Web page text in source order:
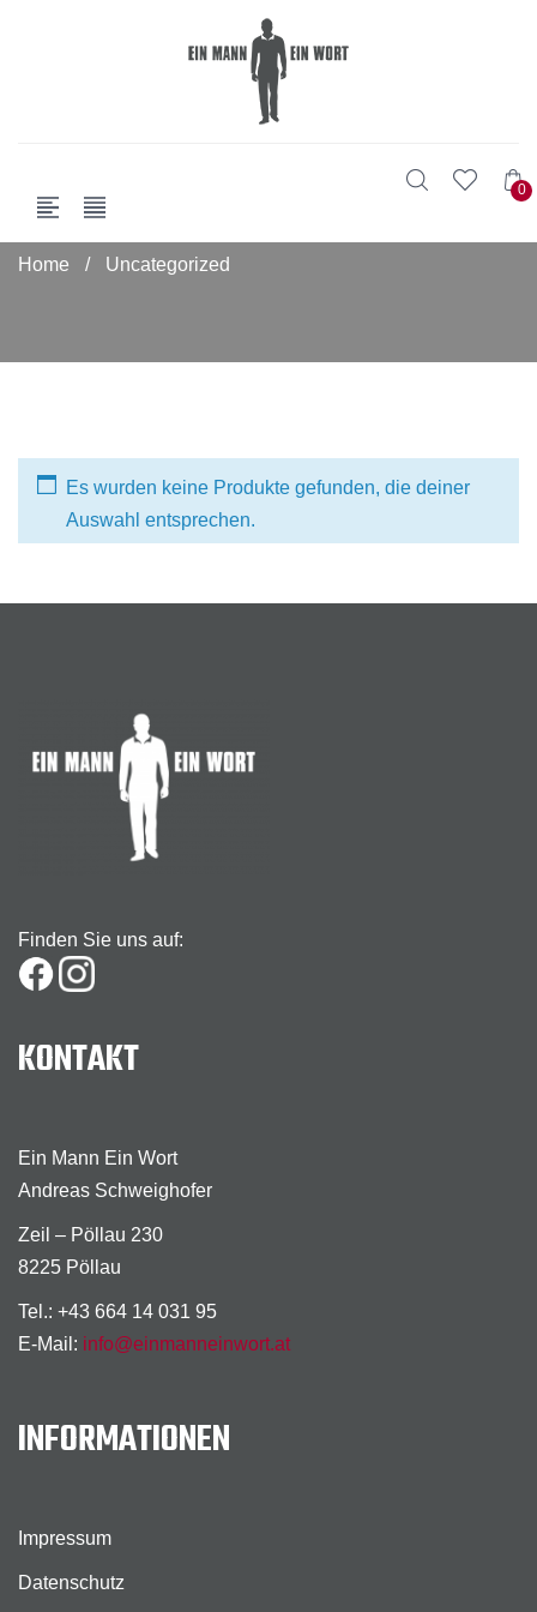
0
Home / Uncategorized
Es wurden keine Produkte gefunden, die deiner
Auswahl entsprechen.
Finden Sie uns auf:
KONTAKT
Ein Mann Ein Wort
Andreas Schweighofer
Zeil – Pöllau 230
8225 Pöllau
Tel.: +43 664 14 031 95
E-Mail: info@einmanneinwort.at
INFORMATIONEN
Impressum
Datenschutz